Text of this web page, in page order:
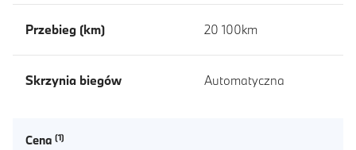
Przebieg (km) 20 100km
Skrzynia biegów Automatyczna
Cena